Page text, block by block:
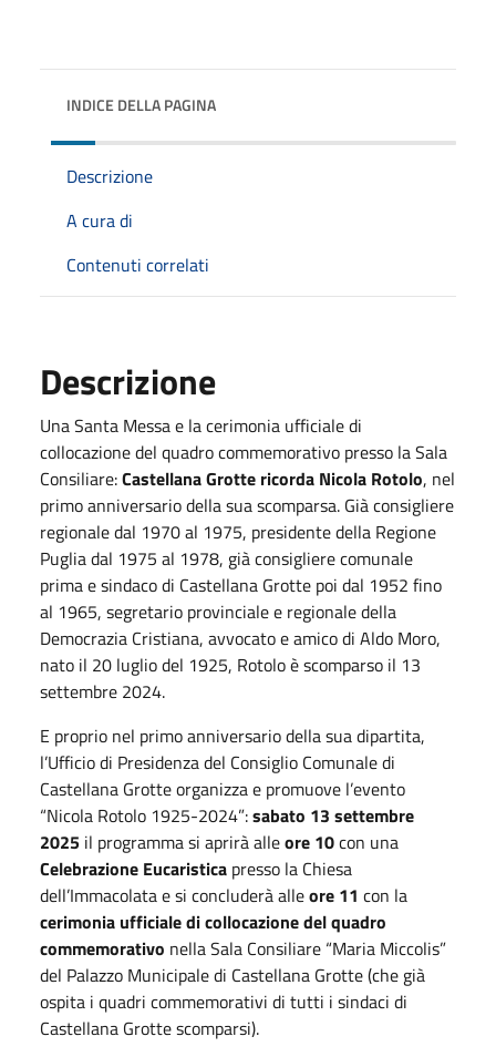
INDICE DELLA PAGINA
Descrizione
A cura di
Contenuti correlati
Descrizione
Una Santa Messa e la cerimonia ufficiale di
collocazione del quadro commemorativo presso la Sala
Consiliare:Castellana Grotte ricorda Nicola Rotolo, nel
primo anniversario della sua scomparsa. Già consigliere
regionale dal 1970 al 1975, presidente della Regione
Puglia dal 1975 al 1978, già consigliere comunale
prima e sindaco di Castellana Grotte poi dal 1952 fino
al 1965, segretario provinciale e regionale della
Democrazia Cristiana, avvocato e amico di Aldo Moro,
nato il 20 luglio del 1925, Rotolo è scomparso il 13
settembre 2024.
E proprio nel primo anniversario della sua dipartita,
l’Ufficio di Presidenza del Consiglio Comunale di
Castellana Grotte organizza e promuove l’evento
“Nicola Rotolo 1925-2024”:sabato 13 settembre
2025 il programma si aprirà alleore 10con una
Celebrazione Eucaristica presso la Chiesa
dell’Immacolata e si concluderà alleore 11 con la
cerimonia ufficiale di collocazione del quadro
commemorativo nella Sala Consiliare “Maria Miccolis”
del Palazzo Municipale di Castellana Grotte (che già
ospita i quadri commemorativi di tutti i sindaci di
Castellana Grotte scomparsi).